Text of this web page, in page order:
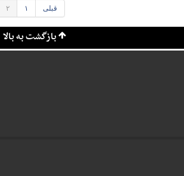
قبلی ۱ ۲
بازگشت به بالا